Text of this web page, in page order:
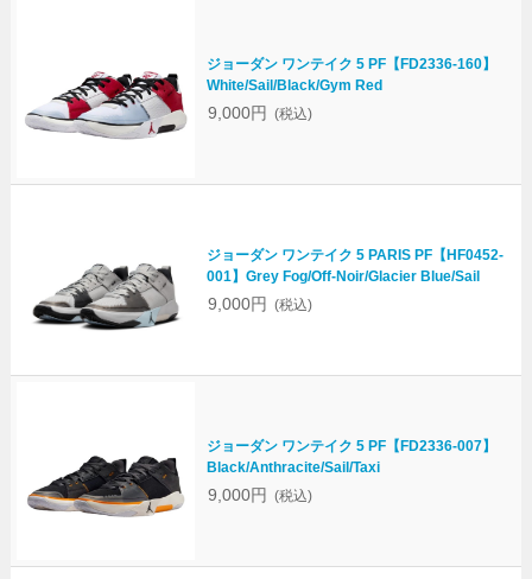
ジョーダン ワンテイク 5 PF【FD2336-160】
White/Sail/Black/Gym Red
9,000円 (税込)
ジョーダン ワンテイク 5 PARIS PF【HF0452-
001】Grey Fog/Off-Noir/Glacier Blue/Sail
9,000円 (税込)
ジョーダン ワンテイク 5 PF【FD2336-007】
Black/Anthracite/Sail/Taxi
9,000円 (税込)